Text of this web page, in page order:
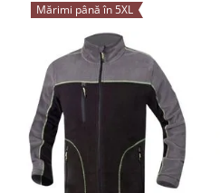
Mărimi până în 5XL